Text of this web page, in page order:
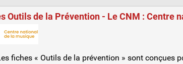
Outils de la Prévention - Le CNM : Centre
fiches « Outils de la prévention » sont conçues